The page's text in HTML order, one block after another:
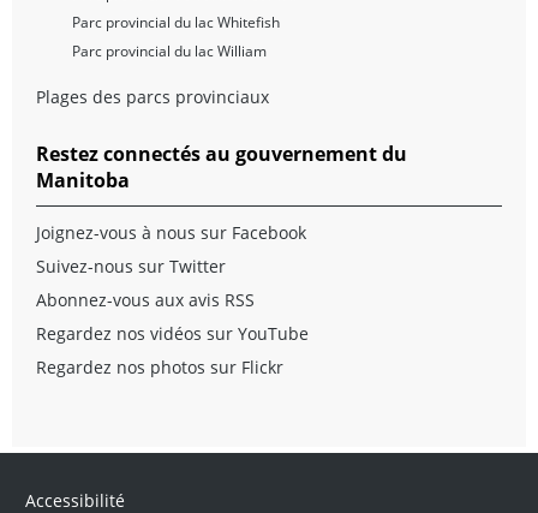
Parc provincial du lac Whitefish
Parc provincial du lac William
Plages des parcs provinciaux
Restez connectés au gouvernement du
Manitoba
Joignez-vous à nous sur Facebook
Suivez-nous sur Twitter
Abonnez-vous aux avis RSS
Regardez nos vidéos sur YouTube
Regardez nos photos sur Flickr
Accessibilité